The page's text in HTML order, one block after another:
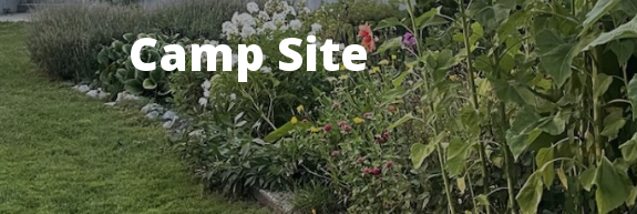
Camp Site